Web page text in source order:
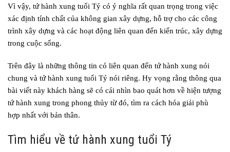
Vì vậy, tứ hành xung tuổi Tý có ý nghĩa rất quan trọng trong việc
xác định tính chất của không gian xây dựng, hỗ trợ cho các công
trình xây dựng và các hoạt động liên quan đến kiến trúc, xây dựng
trong cuộc sống.
Trên đây là những thông tin có liên quan đến tứ hành xung nói
chung và tứ hành xung tuổi Tý nói riêng. Hy vọng rằng thông qua
bài viết này khách hàng sẽ có cái nhìn bao quát hơn về hiện tượng
tứ hành xung trong phong thủy từ đó, tìm ra cách hóa giải phù
hợp nhất với bản thân.
Tìm hiểu về tứ hành xung tuổi Tý